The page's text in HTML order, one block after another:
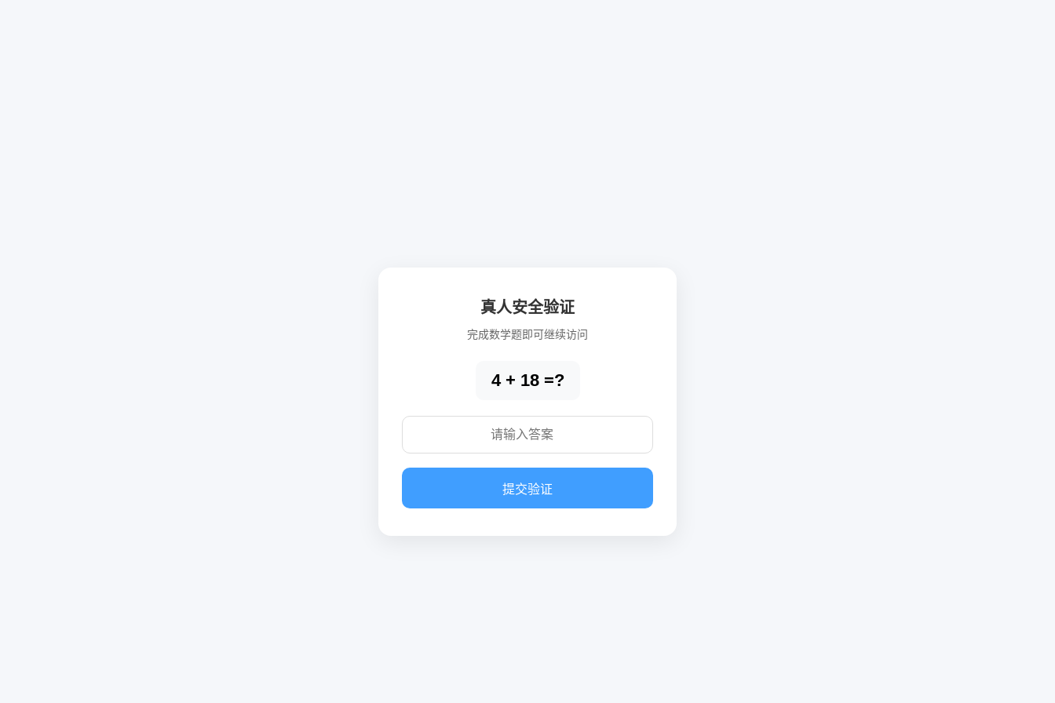
真人安全验证
完成数学题即可继续访问
4 + 18 =?
提交验证